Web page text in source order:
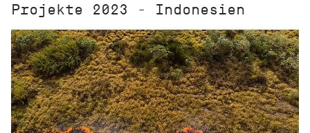
Projekte 2023 - Indonesien